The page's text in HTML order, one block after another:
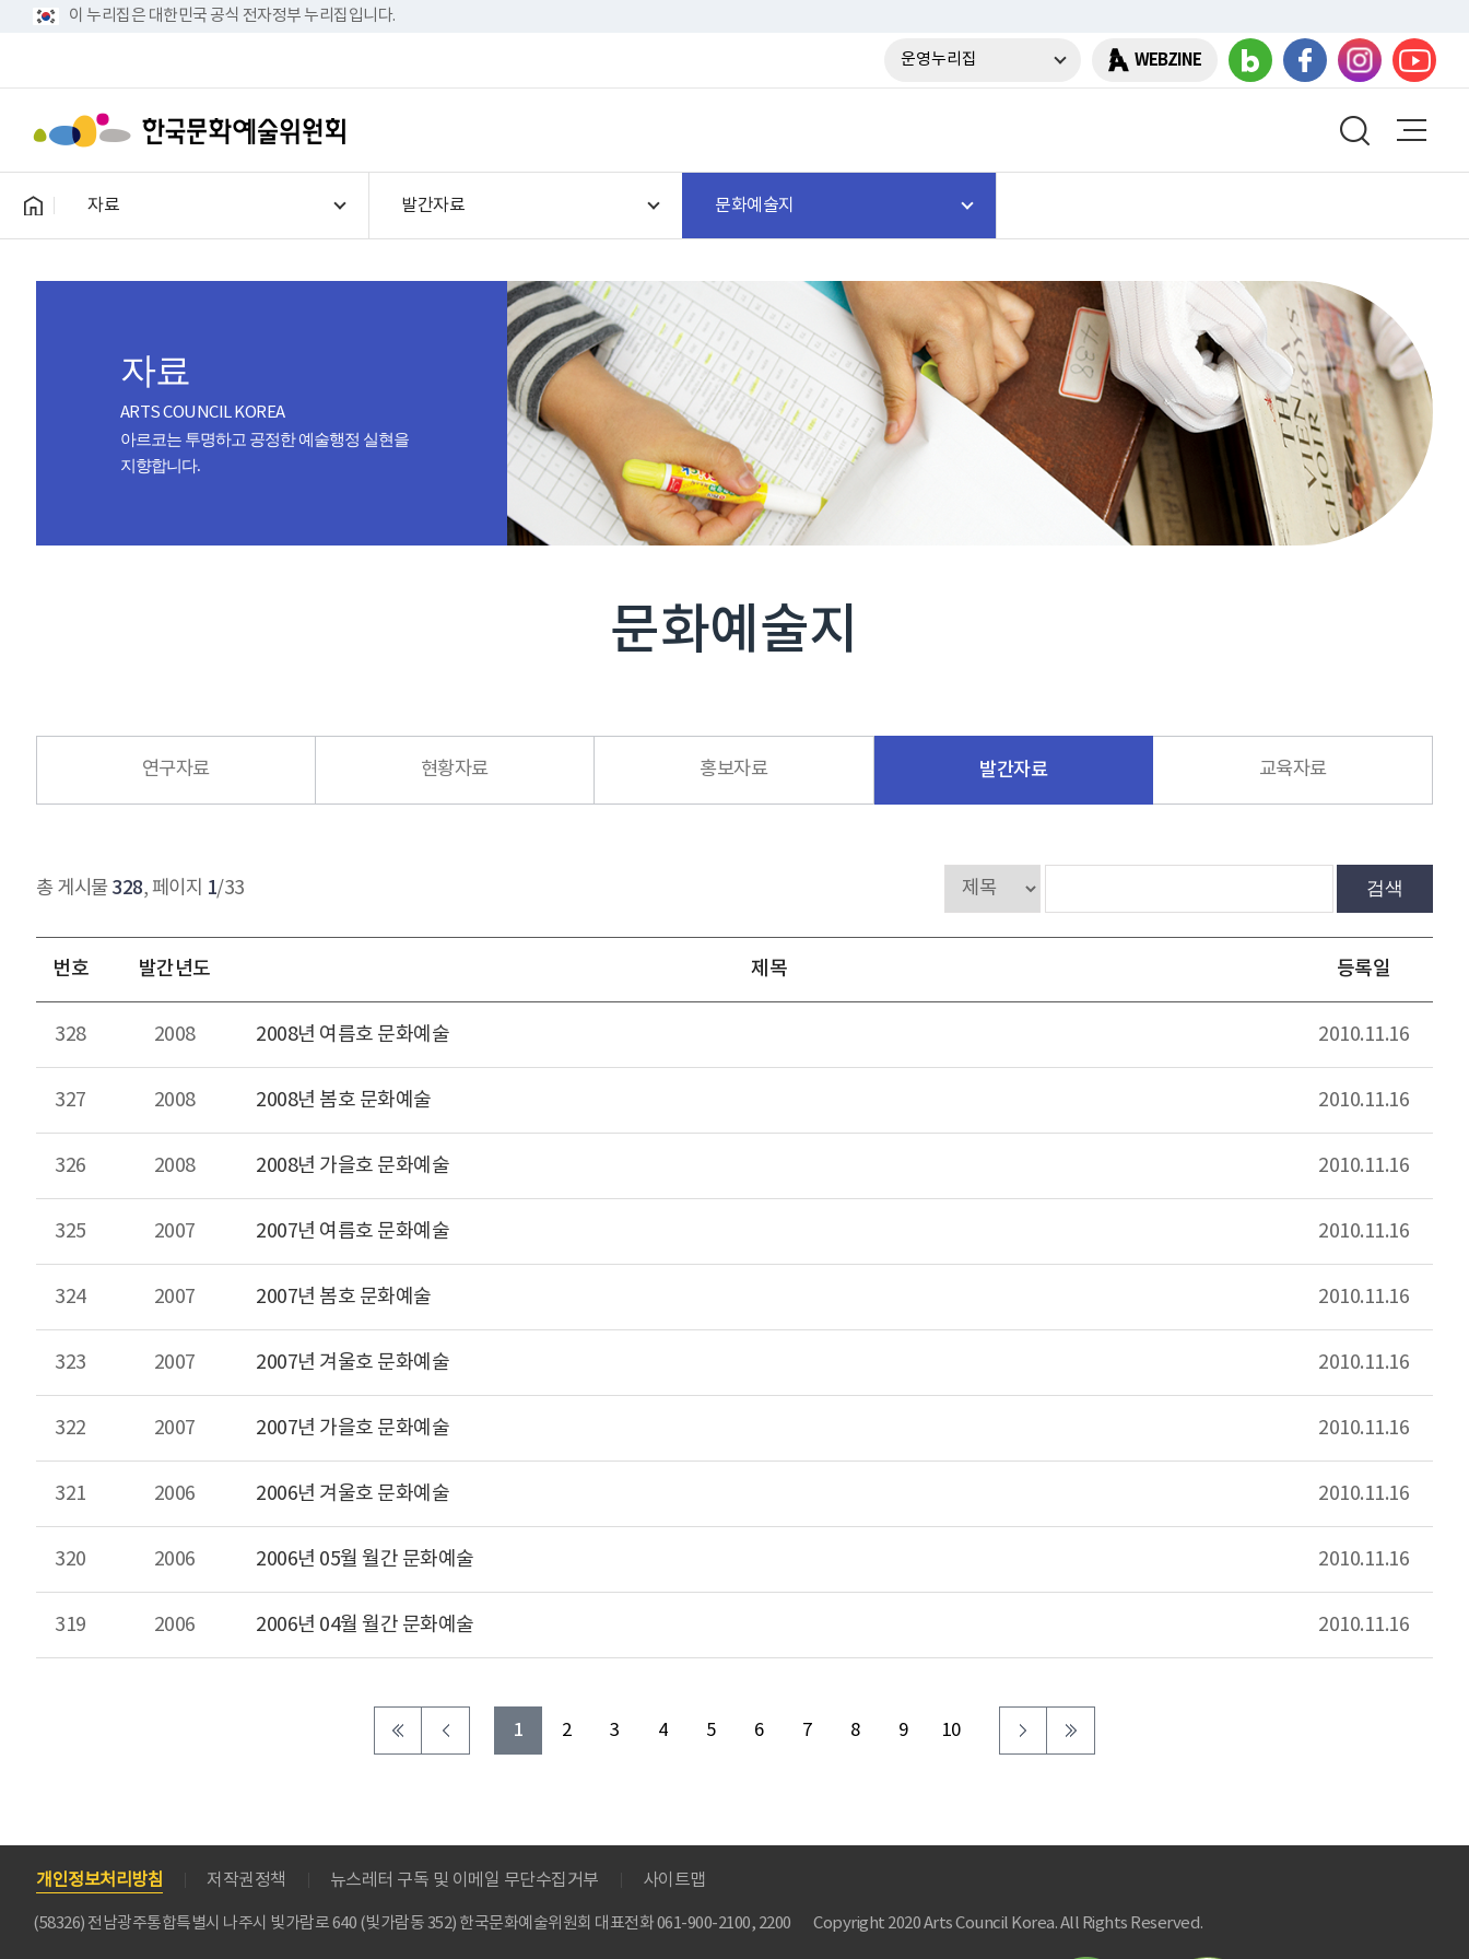
이 누리집은 대한민국 공식 전자정부 누리집입니다.
운영누리집 WEBZINE
자료 발간자료 문화예술지
자료
ARTS COUNCIL KOREA
아르코는 투명하고 공정한 예술행정 실현을
지향합니다.
문화예술지
연구자료 현황자료 홍보자료 발간자료 교육자료
총 게시물 328, 페이지 1/33 검색
번호 발간년도 제목 등록일
328 2008 2008년 여름호 문화예술 2010.11.16
327 2008 2008년 봄호 문화예술 2010.11.16
326 2008 2008년 가을호 문화예술 2010.11.16
325 2007 2007년 여름호 문화예술 2010.11.16
324 2007 2007년 봄호 문화예술 2010.11.16
323 2007 2007년 겨울호 문화예술 2010.11.16
322 2007 2007년 가을호 문화예술 2010.11.16
321 2006 2006년 겨울호 문화예술 2010.11.16
320 2006 2006년 05월 월간 문화예술 2010.11.16
319 2006 2006년 04월 월간 문화예술 2010.11.16
1 2 3 4 5 6 7 8 9 10
개인정보처리방침 저작권정책 뉴스레터 구독 및 이메일 무단수집거부 사이트맵
(58326) 전남광주통합특별시 나주시 빛가람로 640 (빛가람동 352) 한국문화예술위원회 대표전화 061-900-2100, 2200 Copyright 2020 Arts Council Korea. All Rights Reserved.